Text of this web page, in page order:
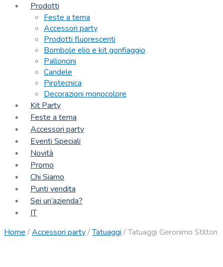
Prodotti
Feste a tema
Accessori party
Prodotti fluorescenti
Bombole elio e kit gonfiaggio
Palloncini
Candele
Pirotecnica
Decorazioni monocolore
Kit Party
Feste a tema
Accessori party
Eventi Speciali
Novità
Promo
Chi Siamo
Punti vendita
Sei un’azienda?
IT
Home /Accessori party/Tatuaggi /Tatuaggi Geronimo Stilton